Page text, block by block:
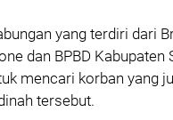
yang terdiri dari
dan BPBD
mencari korban yang
tersebut.